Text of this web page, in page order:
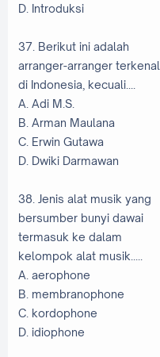
D. Introduksi
37. Berikut ini adalah
arranger-arranger terkenal
di Indonesia, kecuali....
A. Adi M.S.
B. Arman Maulana
C. Erwin Gutawa
D. Dwiki Darmawan
38. Jenis alat musik yang
bersumber bunyi dawai
termasuk ke dalam
kelompok alat musik.....
A. aerophone
B. membranophone
C. kordophone
D. idiophone